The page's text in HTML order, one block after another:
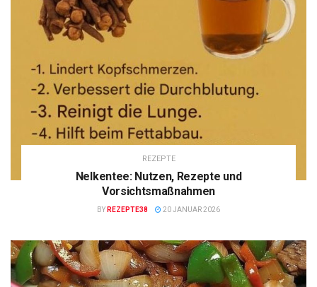
REZEPTE
Nelkentee: Nutzen, Rezepte und
Vorsichtsmaßnahmen
BY REZEPTE38 20 JANUAR 2026